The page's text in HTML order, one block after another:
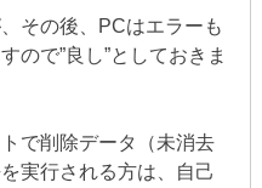
その後、PCはエラーも
ので”良し”としておきま
で削除データ（未消去
実行される方は、自己